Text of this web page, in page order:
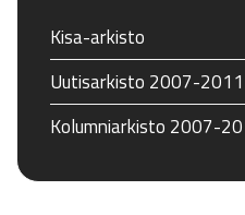
Kisa-arkisto
Uutisarkisto 2007-2011
Kolumniarkisto 2007-